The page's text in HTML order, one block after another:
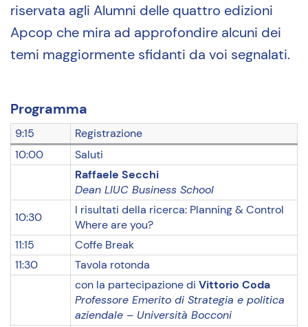
riservata agli Alumni delle quattro edizioni
Apcop che mira ad approfondire alcuni dei
temi maggiormente sfidanti da voi segnalati.
Programma
9:15
Registrazione
10:00
Saluti
Raffaele Secchi
Dean LIUC Business School
10:30
I risultati della ricerca: Planning & Control
Where are you?
11:15
Coffe Break
11:30
Tavola rotonda
con la partecipazione di Vittorio Coda
Professore Emerito di Strategia e politica
aziendale – Università Bocconi